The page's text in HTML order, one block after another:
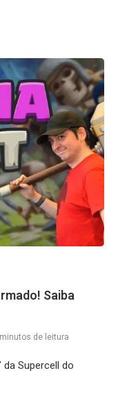
Saiba
de leitura
da Supercell do